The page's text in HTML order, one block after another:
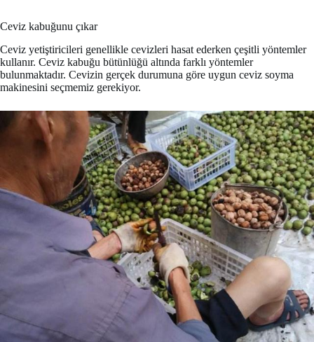
Ceviz kabuğunu çıkar
Ceviz yetiştiricileri genellikle cevizleri hasat ederken çeşitli yöntemler
kullanır. Ceviz kabuğu bütünlüğü altında farklı yöntemler
bulunmaktadır. Cevizin gerçek durumuna göre uygun ceviz soyma
makinesini seçmemiz gerekiyor.